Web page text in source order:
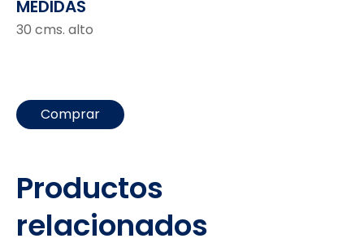
MEDIDAS
30 cms. alto
Comprar
Productos
relacionados